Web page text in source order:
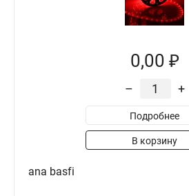
0,00 ₽
– +
Подробнее
В корзину
ana basfi